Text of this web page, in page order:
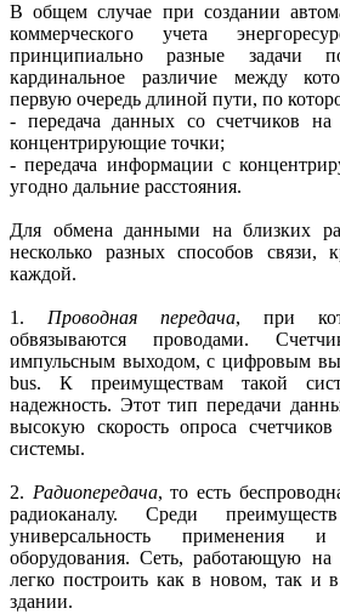
В общем случае при создании
коммерческого учета
принципиально разные задачи
кардинальное различие между
первую очередь длиной пути, по
- передача данных со счетчиков на
концентрирующие точки;
- передача информации с
угодно дальние расстояния.
Для обмена данными на близких
несколько разных способов связи,
каждой.
1. Проводная передача, при
обвязываются проводами.
импульсным выходом, с цифровым
bus. К преимуществам такой
надежность. Этот тип передачи
высокую скорость опроса
системы.
2. Радиопередача, то есть
радиоканалу. Среди
универсальность применения
оборудования. Сеть, работающую на
легко построить как в новом, так и
здании.